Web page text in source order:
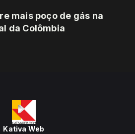
mais poço de gás na
da Colômbia
Kativa Web